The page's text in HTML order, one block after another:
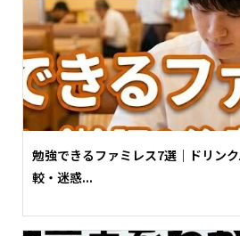
勉強できるファミレス7選｜ドリン
較・迷惑...